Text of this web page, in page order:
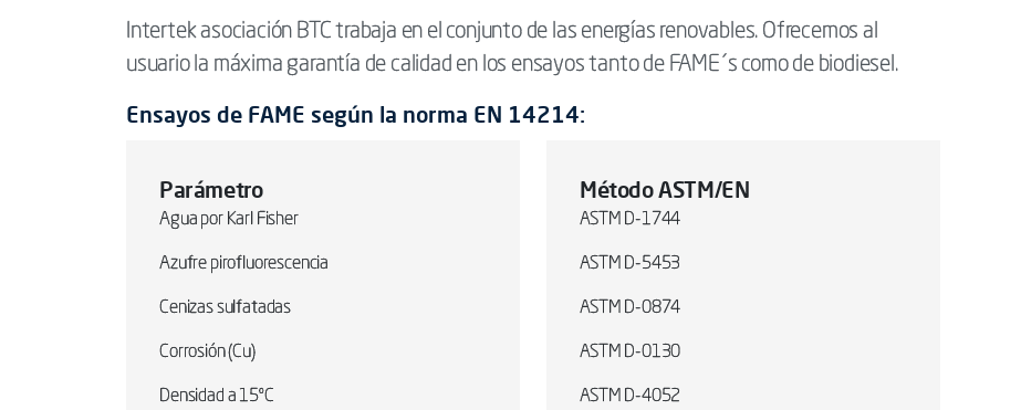
Intertek asociación BTC trabaja en el conjunto de las energías renovables. Ofrecemos al
usuario la máxima garantía de calidad en los ensayos tanto de FAME´s como de biodiesel.
Ensayos de FAME según la norma EN 14214:
Parámetro
Agua por Karl Fisher
Azufre pirofluorescencia
Cenizas sulfatadas
Corrosión (Cu)
Densidad a 15ºC
Método ASTM/EN
ASTM D-1744
ASTM D-5453
ASTM D-0874
ASTM D-0130
ASTM D-4052